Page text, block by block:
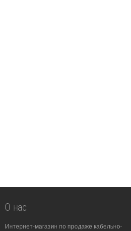
О нас
Интернет-магазин по продаже кабельно-